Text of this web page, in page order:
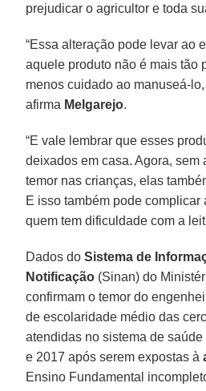
prejudicar o agricultor e toda
“Essa alteração pode levar ao
aquele produto não é mais tão
menos cuidado ao manuseá-
afirma Melgarejo.
“E vale lembrar que esses
deixados em casa. Agora, sem
temor nas crianças, elas
E isso também pode complicar
quem tem dificuldade com a
Dados doSistema de
Notificação (Sinan) do
confirmam o temor do
de escolaridade médio das
atendidas no sistema de
e 2017 após serem expostas à
Ensino Fundamental